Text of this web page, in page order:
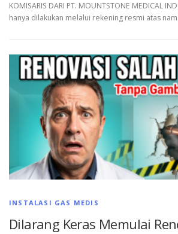
KOMISARIS DARI PT. MOUNTSTONE MEDICAL
hanya dilakukan melalui rekening resmi atas
INSTALASI GAS MEDIS
Dilarang Keras Memulai